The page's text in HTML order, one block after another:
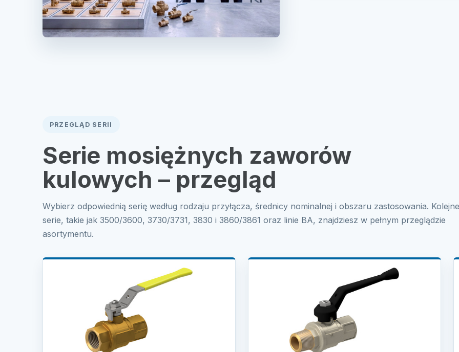
PRZEGLĄD SERII
Serie mosiężnych zaworów
kulowych – przegląd
Wybierz odpowiednią serię według rodzaju przyłącza, średnicy nominalnej i obszaru zastosowania. Kolejne
serie, takie jak 3500/3600, 3730/3731, 3830 i 3860/3861 oraz linie BA, znajdziesz w pełnym przeglądzie
asortymentu.